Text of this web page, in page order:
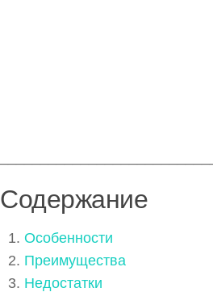
Содержание
Особенности
Преимущества
Недостатки